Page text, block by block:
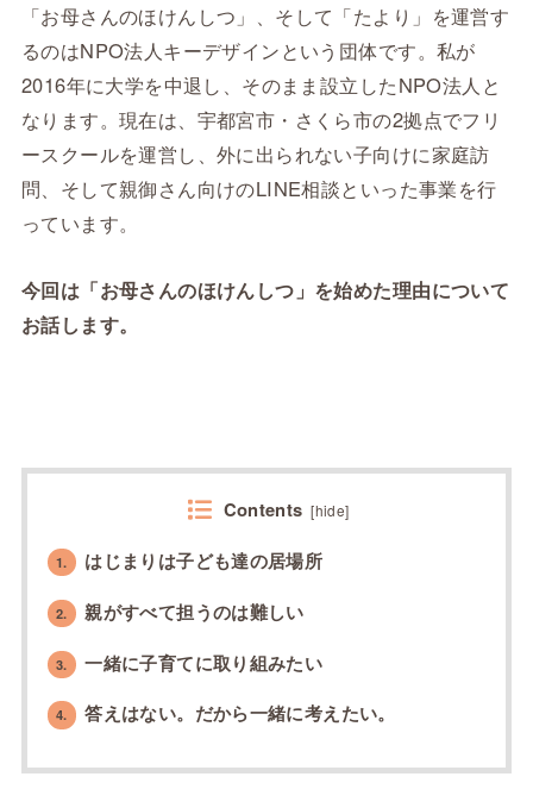
「お母さんのほけんしつ」、そして「たより」を運営す
るのはNPO法人キーデザインという団体です。私が
2016年に大学を中退し、そのまま設立したNPO法人と
なります。現在は、宇都宮市・さくら市の2拠点でフリ
ースクールを運営し、外に出られない子向けに家庭訪
問、そして親御さん向けのLINE相談といった事業を行
っています。
今回は「お母さんのほけんしつ」を始めた理由について
お話します。
Contents [hide]
1. はじまりは子ども達の居場所
2. 親がすべて担うのは難しい
3. 一緒に子育てに取り組みたい
4. 答えはない。だから一緒に考えたい。